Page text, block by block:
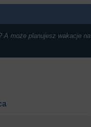
A może planujesz wakacje na